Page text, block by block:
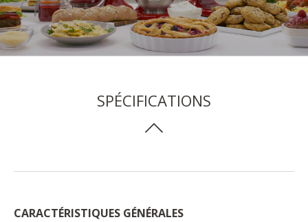
SPÉCIFICATIONS
CARACTÉRISTIQUES GÉNÉRALES